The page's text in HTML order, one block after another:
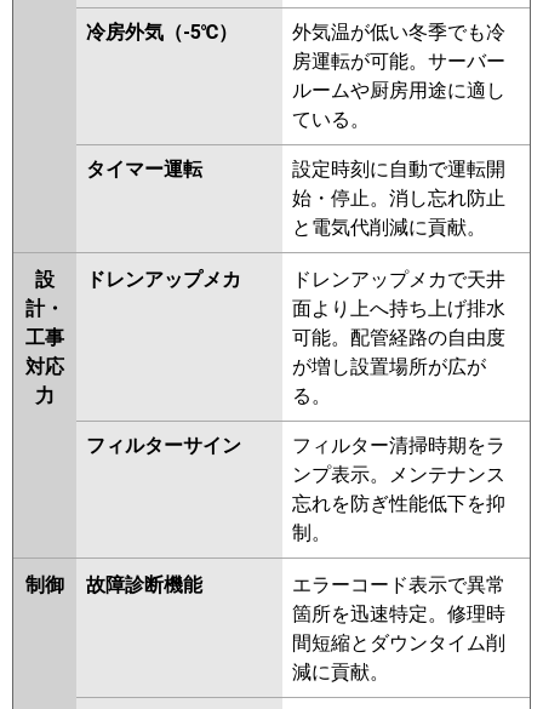
パナソニック PA-P112K7GDBX PA-P112K7GDB
PA-P112K7GD PA-P112K6GDB
PA-P112K6GDA
冷房外気（-5℃）
外気温が低い冬季でも冷
房運転が可能。サーバー
ルームや厨房用途に適し
ている。
タイマー運転
設定時刻に自動で運転開
始・停止。消し忘れ防止
と電気代削減に貢献。
設
計・
工事
対応
力
ドレンアップメカ
ドレンアップメカで天井
面より上へ持ち上げ排水
可能。配管経路の自由度
が増し設置場所が広が
る。
フィルターサイン
フィルター清掃時期をラ
ンプ表示。メンテナンス
忘れを防ぎ性能低下を抑
制。
制御 故障診断機能
エラーコード表示で異常
箇所を迅速特定。修理時
間短縮とダウンタイム削
減に貢献。